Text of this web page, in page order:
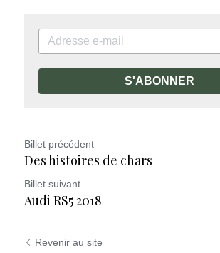
S'ABONNER
Billet précédent
Des histoires de chars
Billet suivant
Audi RS5 2018
Revenir au site